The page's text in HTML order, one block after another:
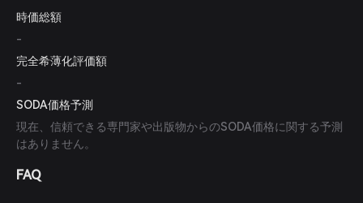
時価総額
-
完全希薄化評価額
-
SODA価格予測
現在、信頼できる専門家や出版物からのSODA価格に関する予測
はありません。
FAQ